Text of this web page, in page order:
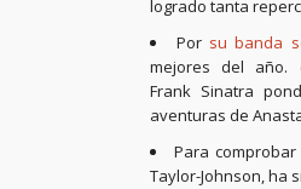
logrado tanta
Por su banda
mejores del año.
Frank Sinatra
aventuras de
Para
Taylor-Johnson, ha